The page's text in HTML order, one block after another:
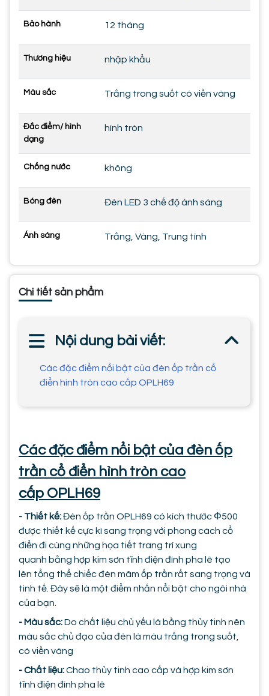
Bảo hành 12 tháng
Thương hiệu nhập khẩu
Màu sắc Trắng trong suốt có viền vàng
Đắc điểm/ hình
dạng
hình tròn
Chống nước không
Bóng đèn Đèn LED 3 chế độ ánh sáng
Ánh sáng Trắng, Vàng, Trung tính
Chi tiết sản phẩm
Nội dung bài viết:
Các đặc điểm nổi bật của đèn ốp trần cổ
điển hình tròn cao cấp OPLH69
Các đặc điểm nổi bật của đèn ốp
trần cổ điển hình tròn cao
cấp OPLH69
- Thiết kế:Đèn ốp trần OPLH69 có kích thước Φ500
được thiết kế cực kì sang trọng với phong cách cổ
điển đi cùng những họa tiết trang trí xung
quanh bằng hợp kim sơn tĩnh điện đính pha lê tạo
lên tổng thể chiếc đèn mâm ốp trần rất sang trọng và
tinh tế. Đây sẽ là một điểm nhấn nổi bật cho ngôi nhà
của bạn.
- Màu sắc:Do chất liệu chủ yếu là bằng thủy tinh nên
màu sắc chủ đạo của đèn là màu trắng trong suốt,
có viền vàng
- Chất liệu:Chao thủy tinh cao cấp và hợp kim sơn
tĩnh điện đính pha lê